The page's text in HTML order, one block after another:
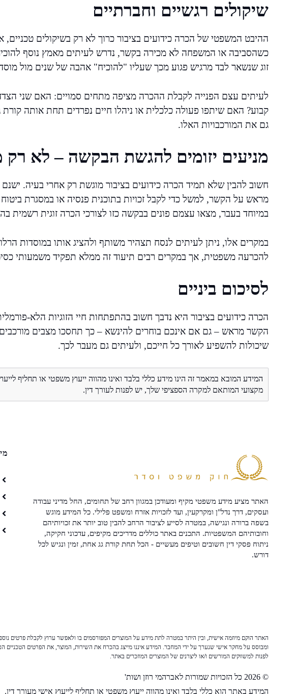
שיקולים רגשיים וחברתיים
ההיבט המשפטי של הכרה כידועים בציבור כרוך לא רק בשיקולים טכניים,
כשהסביבה או המשפחה לא מכירה בקשר, נדרש לעיתים מאמץ נוסף
זוג שנשאר לבד מרגיש פגוע מכך שעליו "להוכיח" אהבה של שנים מול
לעיתים עצם הפנייה לקבלת ההכרה מציפה מתחים סמויים: האם שני
קבוע? האם שיתפו פעולה כלכלית או ניהלו חיים נפרדים תחת אותה קורת
גם את המורכבויות האלו.
מניעים יזומים להגשת הבקשה – לא
חשוב להבין שלא תמיד הכרה כידועים בציבור מוגשת רק אחרי בעיה.
מראש על הקשר, למשל כדי לקבל זכויות בתוכנית פנסיה או במסגרת ביטוח
במיוחד בעבר, מצאו עצמם פונים בבקשה כזו לצורכי הכרה זוגית רשמית
במקרים אלו, ניתן לעיתים לנסח תצהיר משותף ולהציג אותו במוסדות
להכרעה משפטית, אך במקרים רבים תיעוד זה ממלא תפקיד משמעותי
לסיכום ביניים
הכרה כידועים בציבור היא נדבך חשוב בהתפתחות חיי הזוגיות הלא-
הקשר מראש – גם אם אינכם בוחרים להינשא – כך תחסכו מצבים
שיכולות להשפיע לאורך כל חייכם, ולעיתים גם מעבר לכך.
המידע המובא במאמר זה הינו מידע כללי בלבד ואינו מהווה ייעוץ משפטי או תחליף
מקצועי המותאם למקרה הספציפי שלך, יש לפנות לעורך דין.
האתר מציע מידע משפטי מקיף ומעודכן במגוון רחב של תחומים, החל מדיני עבודה
ועסקים, דרך נדל"ן ומקרקעין, ועד לזכויות אזרח ומשפט פלילי. כל המידע מוגש
בשפה ברורה ונגישה, במטרה לסייע לציבור הרחב להבין טוב יותר את זכויותיהם
וחובותיהם המשפטיות. התכנים באתר כוללים מדריכים מקיפים, עדכוני חקיקה,
ניתוח פסקי דין חשובים וטיפים מעשיים - הכל תחת קורת גג אחת, זמין ונגיש לכל
דורש.
האתר הוקם מיוזמה אישית, ובין היתר במטרה לתת מידע על המוצרים המפורסמים בו ולאפשר ערוץ לקבלת פרטים
ומבוסס על מחקר אישי שנערך על ידי המחבר. המידע איננו מייצג בהכרח את השירות, המוצר, את הפרטים הטכניים
לפנות למשווקים המורשים ו/או ליצרנים של המוצרים המוזכרים באתר.
© 2026 כל הזכויות שמורות לאברהמי רוזן ושות'
המידע באתר הוא כללי בלבד ואינו מהווה ייעוץ משפטי או תחליף לייעוץ אישי מעורך דין.